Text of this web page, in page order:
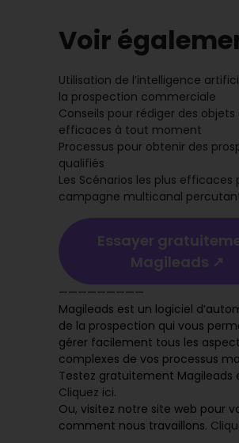
Voir
Utilisation de l’intelligence
la prospection commerciale
Conseils pour rédiger des objets
efficaces à tout moment
Processus pour obtenir des
qualifiés
Les Scénarios les plus efficaces
campagne multicanal
Essayer
Magileads ↗️
—————————
Magileads est un logiciel
de la prospection qui vous
gérer facilement tous les
complexes de vos processus
Testez gratuitement Magileads
Cliquez ici.
Ou, visitez notre site web pour
comment nous travaillons.